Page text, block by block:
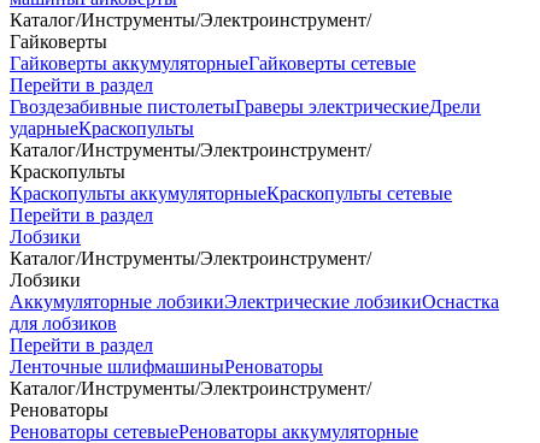
Каталог/Инструменты/Электроинструмент/
Гайковерты
Гайковерты аккумуляторныеГайковерты сетевые
Перейти в раздел
Гвоздезабивные пистолетыГраверы электрическиеДрели
ударныеКраскопульты
Каталог/Инструменты/Электроинструмент/
Краскопульты
Краскопульты аккумуляторныеКраскопульты сетевые
Перейти в раздел
Лобзики
Каталог/Инструменты/Электроинструмент/
Лобзики
Аккумуляторные лобзикиЭлектрические лобзикиОснастка
для лобзиков
Перейти в раздел
Ленточные шлифмашиныРеноваторы
Каталог/Инструменты/Электроинструмент/
Реноваторы
Реноваторы сетевыеРеноваторы аккумуляторные